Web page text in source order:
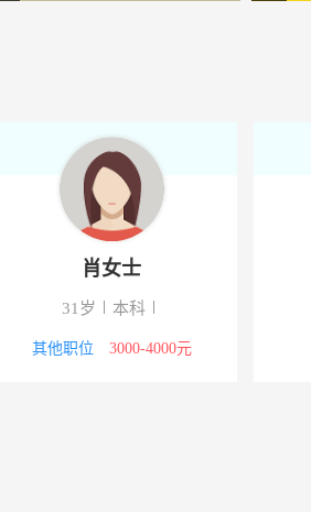
福建旗胜酒业
泉港东方爱婴早教中心
花漫里
肖女士
31岁 本科
其他职位 3000-4000元